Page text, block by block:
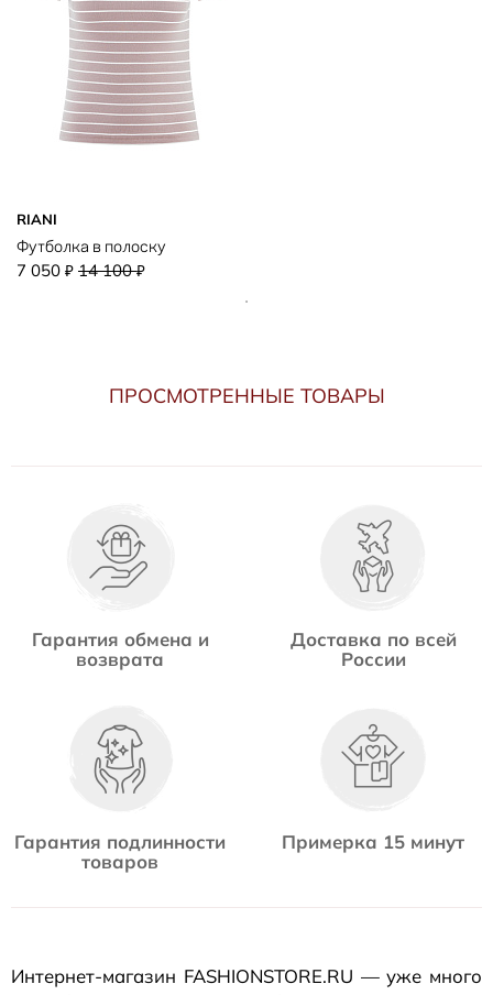
RIANI
Футболка в полоску
7 050 ₽ 14 100₽
ПРОСМОТРЕННЫЕ ТОВАРЫ
Гарантия обмена и
возврата
Доставка по всей
России
Гарантия подлинности
товаров
Примерка 15 минут
Интернет-магазин FASHIONSTORE.RU — уже много